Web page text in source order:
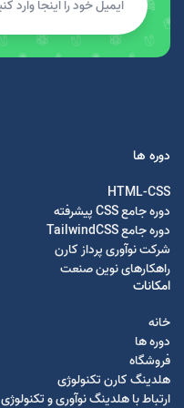
دوره ها
HTML-CSS
دوره جامع CSS پیشرفته
دوره جامع TailwindCSS
شرکت نوآوری پرداز کارن
راهکارهای نوین صنعت
امکانات
خانه
دوره ها
فروشگاه
هلدینگ کارن تکنولوژی
ارتباط با هلدینگ نوآوری و تکنولوژی